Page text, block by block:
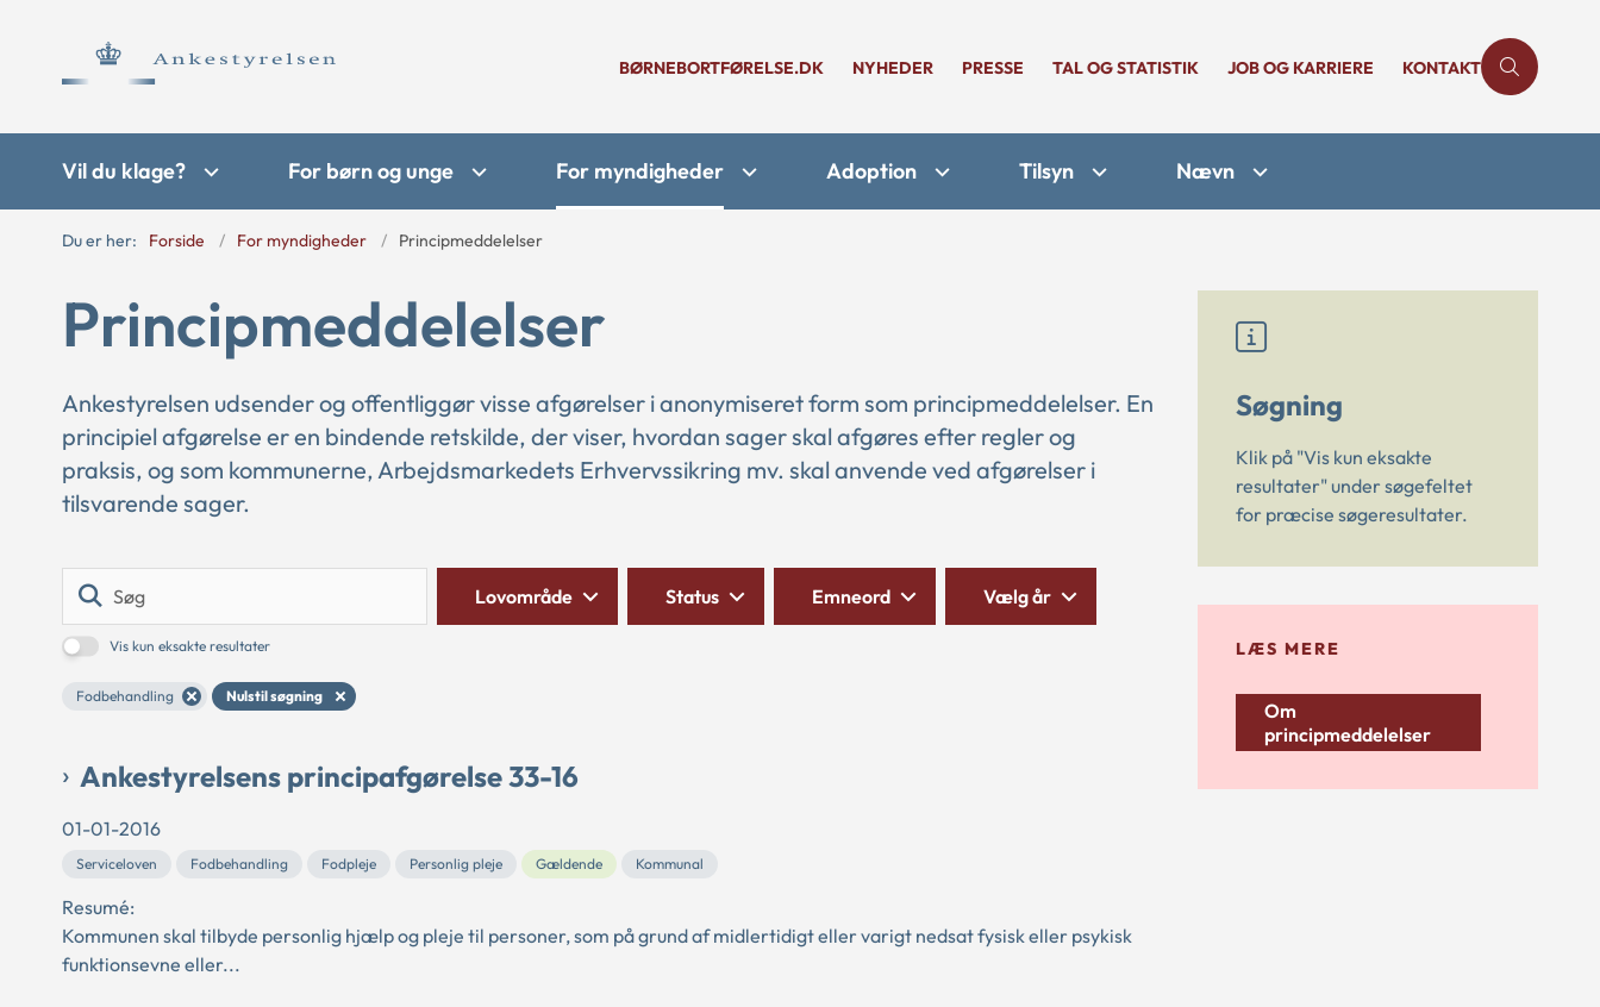
BØRNEBORTFØRELSE.DK NYHEDER PRESSE TAL OG STATISTIK JOB OG KARRIERE KONTAKT
Vil du klage? For børn og unge For myndigheder Adoption Tilsyn Nævn
Du er her: Forside For myndigheder Principmeddelelser
Principmeddelelser
Ankestyrelsen udsender og offentliggør visse afgørelser i anonymiseret form som principmeddelelser. En
principiel afgørelse er en bindende retskilde, der viser, hvordan sager skal afgøres efter regler og
praksis, og som kommunerne, Arbejdsmarkedets Erhvervssikring mv. skal anvende ved afgørelser i
tilsvarende sager.
Vis kun eksakte resultater
Lovområde Status Emneord Vælg år
Fodbehandling Nulstil søgning
Ankestyrelsens principafgørelse 33-16
01-01-2016
Serviceloven Fodbehandling Fodpleje Personlig pleje Gældende Kommunal
Resumé:
Kommunen skal tilbyde personlig hjælp og pleje til personer, som på grund af midlertidigt eller varigt nedsat fysisk eller psykisk
funktionsevne eller...
Søgning
Klik på "Vis kun eksakte
resultater" under søgefeltet
for præcise søgeresultater.
LÆS MERE
Om
principmeddelelser